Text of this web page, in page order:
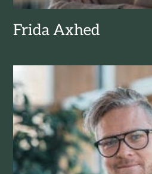
Frida Axhed